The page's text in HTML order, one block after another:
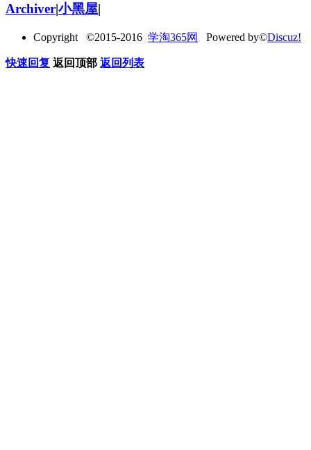
Archiver|小黑屋|
Copyright ©2015-2016 学淘365网 Powered by©Discuz!
快速回复 返回顶部 返回列表